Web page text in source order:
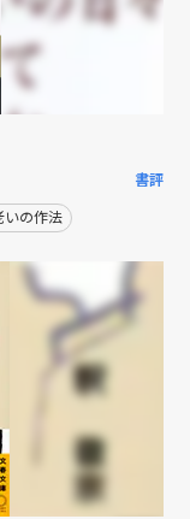
書評
の作法